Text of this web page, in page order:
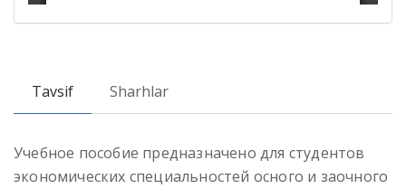
Tavsif Sharhlar
Учебное пособие предназначено для студентов
экономических специальностей осного и заочного